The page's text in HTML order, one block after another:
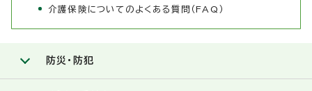
介護保険についてのよくある質問（FAQ）
防災・防犯